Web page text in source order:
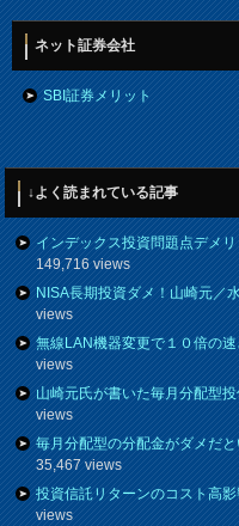
ネット証券会社
SBI証券メリット
↓よく読まれている記事
インデックス投資問題点デメ
149,716 views
NISA長期投資ダメ！山崎元／
views
無線LAN機器変更で１０倍の
views
山崎元氏が書いた毎月分配型
views
毎月分配型の分配金がダメだ
35,467 views
投資信託リターンのコスト高
views